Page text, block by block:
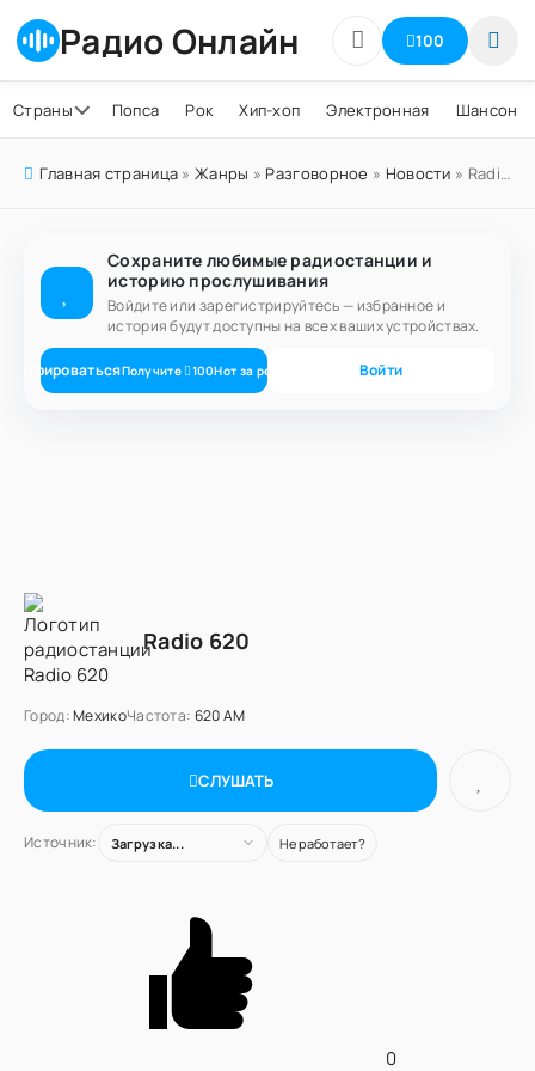
Радио Онлайн 100
Страны Попса Рок Хип-хоп Электронная Шансон
Главная страница »Жанры » Разговорное » Новости » Radio 620
Сохраните любимые радиостанции и
историю прослушивания
Войдите или зарегистрируйтесь — избранное и
история будут доступны на всех ваших устройствах.
Получите 100Нот за регистрацию Войти
Radio 620
Город:МехикоЧастота: 620 AM
СЛУШАТЬ
Источник: Загрузка... Не работает?
0